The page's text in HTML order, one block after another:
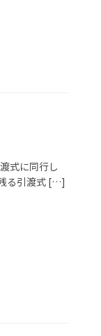
式に同行し
る引渡式 […]